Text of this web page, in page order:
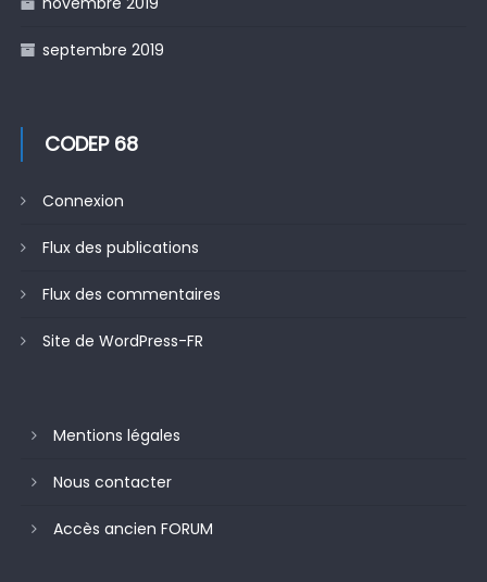
septembre 2019
CODEP 68
Connexion
Flux des publications
Flux des commentaires
Site de WordPress-FR
Mentions légales
Nous contacter
Accès ancien FORUM